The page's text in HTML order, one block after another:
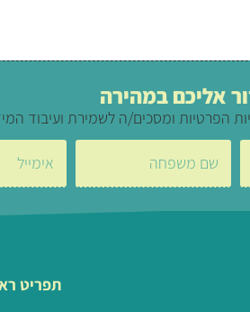
אליכם במהירה
הפרטיות ומסכים/ה לשמירת ועיבוד
תפריט